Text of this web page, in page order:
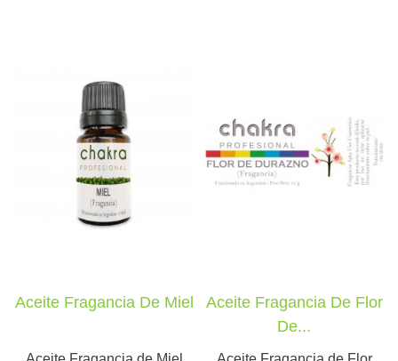
Aceite Fragancia De Miel
Aceite Fragancia De Flor
De...